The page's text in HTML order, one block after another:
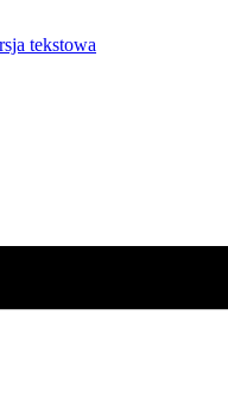
tekstowa